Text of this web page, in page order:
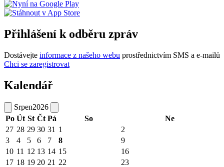
Přihlášení k odběru zpráv
Dostávejte informace z našeho webu prostřednictvím SMS a e-mailů
Chci se zaregistrovat
Kalendář
Srpen2026
Po Út St Čt Pá So
Ne
27 28 29 30 31 1
2
3
4 5 6 7 8
9
10 11 12 13 14 15
16
17 18 19 20 21 22
23